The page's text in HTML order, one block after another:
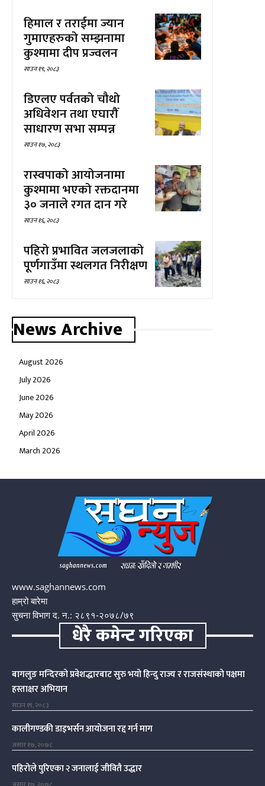
हिमाल र तराईमा ज्यान
गुमाएहरुको सम्झनामा
कुश्मामा दीप प्रज्वलन
साउन १९, २०८३
डिएलए पर्वतको चौथो
अधिवेशन तथा एघारौँ
साधारण सभा सम्पन्न
साउन १७, २०८३
रास्वपाको आयोजनामा
कुश्मामा भएको रक्तदानमा
३० जनाले रगत दान गरे
साउन १६, २०८३
पहिरो प्रभावित जलजलाको
पूर्णगाउँमा स्थलगत निरीक्षण
साउन १६, २०८३
News Archive
August 2026
July 2026
June 2026
May 2026
April 2026
March 2026
www.saghannews.com
हाम्रो बारेमा
सुचना विभाग द. न.: २८९१-२०७८/७९
धेरै कमेन्ट गरिएका
बागलुङ मन्दिरको प्रवेशद्धारबाट सुरु भयो हिन्दु राज्य र राजसंस्थाको पक्षमा
हस्ताक्षर अभियान
साउन १९, २०८३
कालीगण्डकी डाइभर्सन आयोजना रद्द गर्न माग
असार १७, २०७८
पहिरोले पुरिएका २ जनालाई जीवितै उद्धार